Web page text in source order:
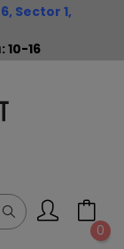
Sector 1,
16
0